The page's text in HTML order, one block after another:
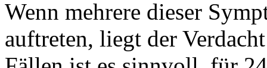
Wenn mehrere dieser
auftreten, liegt der